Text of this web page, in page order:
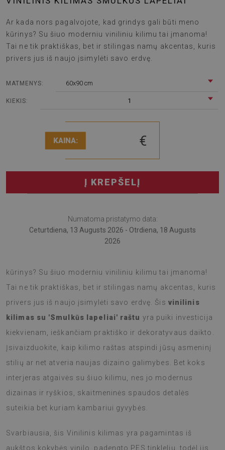
Ar kada nors pagalvojote, kad grindys gali būti meno
kūrinys? Su šiuo moderniu viniliniu kilimu tai įmanoma!
Tai ne tik praktiškas, bet ir stilingas namų akcentas, kuris
privers jus iš naujo įsimylėti savo erdvę.
MATMENYS: 60x90 cm
KIEKIS: 1
KAINA: €
Į KREPŠELĮ
Numatoma pristatymo data:
Ceturtdiena, 13 Augusts 2026 - Otrdiena, 18 Augusts
2026
kūrinys? Su šiuo moderniu viniliniu kilimu tai įmanoma!
Tai ne tik praktiškas, bet ir stilingas namų akcentas, kuris
privers jus iš naujo įsimylėti savo erdvę. Šis vinilinis
kilimas su 'Smulkūs lapeliai' raštu yra puiki investicija
kiekvienam, ieškančiam praktiško ir dekoratyvaus daikto.
Įsivaizduokite, kaip kilimo raštas atspindi jūsų asmeninį
stilių ar net atveria naujas dizaino galimybes. Bet koks
interjeras atgaivės su šiuo kilimu, nes jo modernus
dizainas ir ryškios, skaitmeninės spaudos detalės
suteikia bet kuriam kambariui gyvybės.
Svarbiausia, šis Vinilinis kilimas yra pagamintas iš
aukštos kokybės vinilo, padengto PES tinkleliu, todėl jis